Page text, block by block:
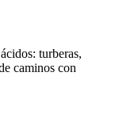
turberas,
caminos con